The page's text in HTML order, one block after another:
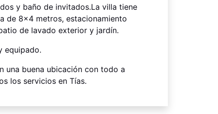
y baño de invitados.La villa tiene
de 8x4 metros, estacionamiento
de lavado exterior y jardín.
equipado.
una buena ubicación con todo a
los servicios en Tías.